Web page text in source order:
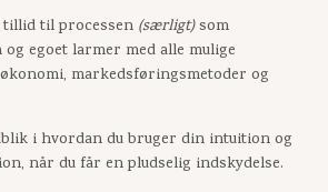
til processen(særligt)som
egoet larmer med alle mulige
markedsføringsmetoder og
i hvordan du bruger din intuition og
når du får en pludselig indskydelse.